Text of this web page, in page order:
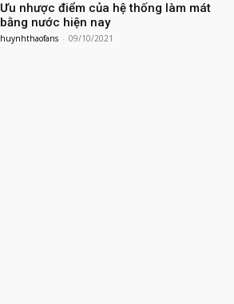
Ưu nhược điểm của hệ thống làm mát
bằng nước hiện nay
huynhthaofans - 09/10/2021